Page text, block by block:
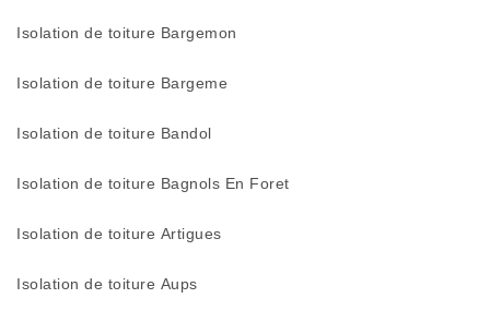
Isolation de toiture Bargemon
Isolation de toiture Bargeme
Isolation de toiture Bandol
Isolation de toiture Bagnols En Foret
Isolation de toiture Artigues
Isolation de toiture Aups